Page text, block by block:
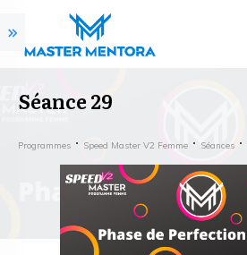
Séance 29
Programmes Speed Master V2 Femme Séances